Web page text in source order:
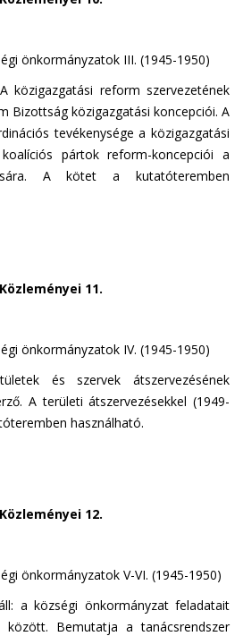
önkormányzatok III. (1945-1950)
közigazgatási reform szervezetének
Bizottság közigazgatási koncepciói. A
tevékenysége a közigazgatási
pártok reform-koncepciói a
A kötet a kutatóteremben
11.
önkormányzatok IV. (1945-1950)
és szervek átszervezésének
A területi átszervezésekkel (1949-
használható.
12.
önkormányzatok V-VI. (1945-1950)
a községi önkormányzat feladatait
Bemutatja a tanácsrendszer